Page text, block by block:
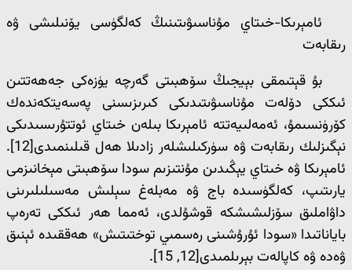
ئامېرىكا-خىتاي مۇناسىۋىتىنىڭ كەلگۈسى يۆنىلىشى ۋە
رىقابەت
بۇ قېتىمقى بېيجىڭ سۆھبىتى گەرچە يۈزەكى جەھەتتىن
ئىككى دۆلەت مۇناسىۋىتىدىكى كىرىزىسنى پەسەيتكەندەك
كۆرۈنسىمۇ، ئەمەلىيەتتە ئامېرىكا بىلەن خىتاي ئوتتۇرىسىدىكى
نېگىزلىك رىقابەت ۋە سۈركىلىشلەر زادىلا ھەل قىلىنمىدى[12].
ئامېرىكا ۋە خىتاي يېڭىدىن مۇنتىزىم سودا سۆھبىتى مېخانىزمى
يارىتىپ، كەلگۈسىدە باج ۋە مەبلەغ سېلىش مەسىلىلىرىنى
داۋاملىق سۆزلىشىشكە قوشۇلدى، ئەمما ھەر ئىككى تەرەپ
باياناتىدا «سودا ئۇرۇشىنى رەسمىي توختىتىش» ھەققىدە ئېنىق
ۋەدە ۋە كاپالەت بېرىلمىدى[12, 15].